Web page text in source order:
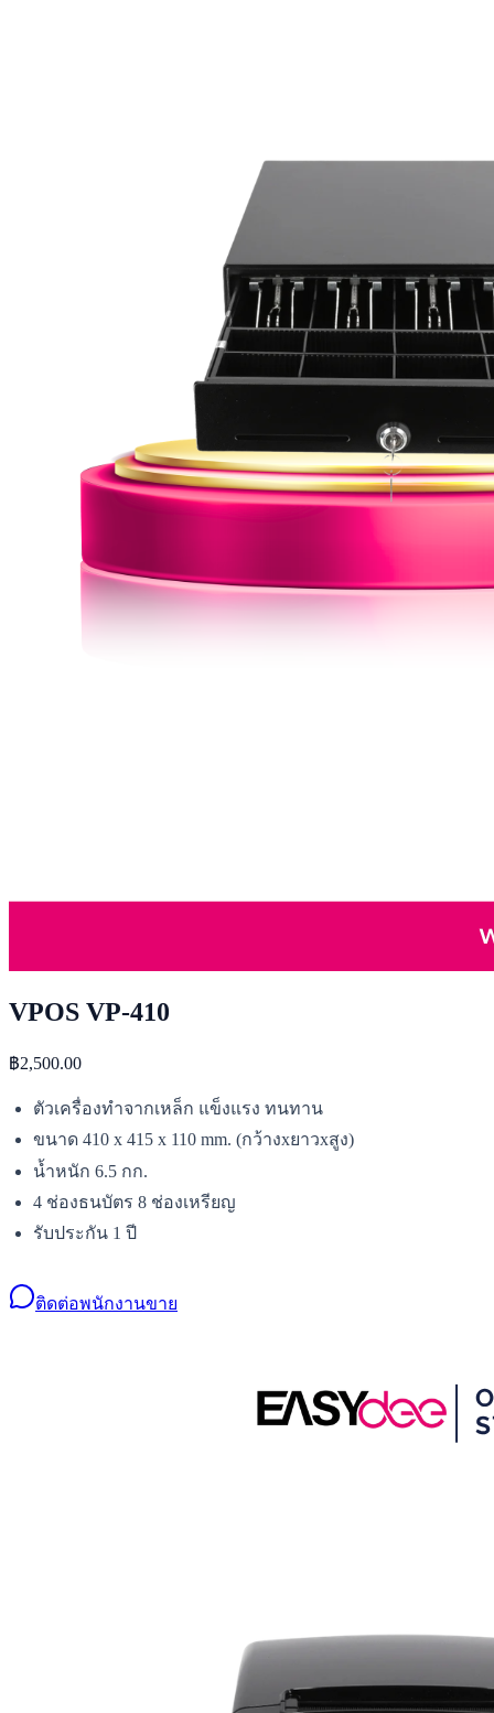
VPOS VP-410
฿2,500.00
ตัวเครื่องทำจากเหล็ก แข็งแรง ทนทาน
ขนาด 410 x 415 x 110 mm. (กว้างxยาวxสูง)
น้ำหนัก 6.5 กก.
4 ช่องธนบัตร 8 ช่องเหรียญ
รับประกัน 1 ปี
ติดต่อพนักงานขาย